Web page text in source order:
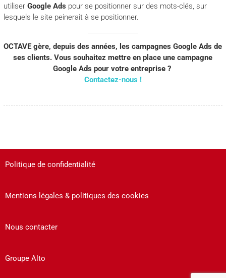
utiliser Google Ads pour se positionner sur des mots-clés, sur
lesquels le site peinerait à se positionner.
OCTAVE gère, depuis des années, les campagnes Google Ads de
ses clients. Vous souhaitez mettre en place une campagne
Google Ads pour votre entreprise ?
Contactez-nous !
Politique de confidentialité
Mentions légales & politiques des cookies
Nous contacter
Groupe Alto